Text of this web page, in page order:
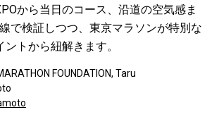
から当日のコース、沿道の空気感ま
で検証しつつ、東京マラソンが特別な
トから紐解きます。
FOUNDATION, Taru